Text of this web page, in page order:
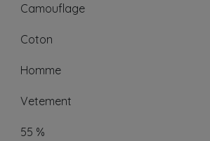
Camouflage
Coton
Homme
Vetement
55 %